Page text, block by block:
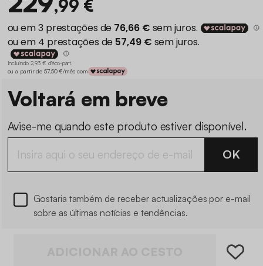
,99 €
Incluindo 2,93 € d'éco-part.
ou a partir de 57,50 €/mês com
Voltará em breve
Avise-me quando este produto estiver disponível.
OK
Gostaria também de receber actualizações por e-mail
sobre as últimas notícias e tendências.